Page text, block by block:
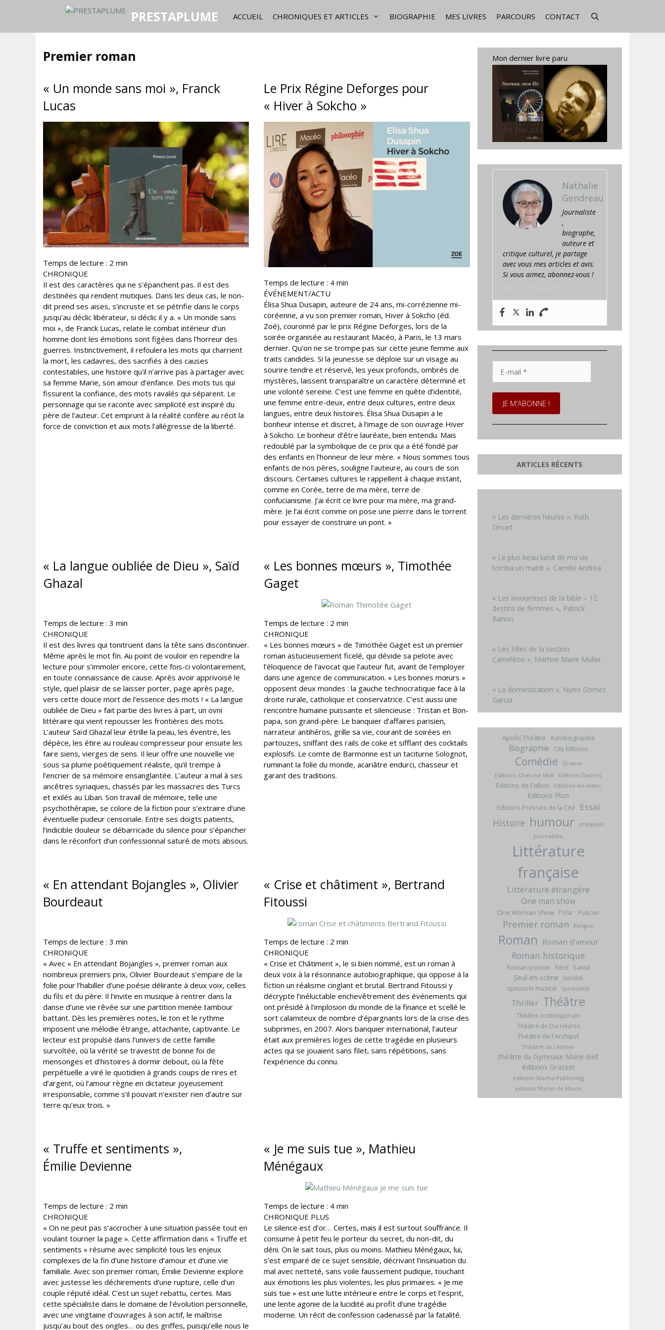
PRESTAPLUME ACCUEIL CHRONIQUES ET ARTICLES BIOGRAPHIE MES LIVRES PARCOURS CONTACT
Premier roman
« Un monde sans moi », Franck
Lucas
Temps de lecture : 2 min
CHRONIQUE
Il est des caractères qui ne s’épanchent pas. Il est des
destinées qui rendent mutiques. Dans les deux cas, le non-
dit prend ses aises, s’incruste et se pétrifie dans le corps
jusqu’au déclic libérateur, si déclic il y a. « Un monde sans
moi », de Franck Lucas, relate le combat intérieur d’un
homme dont les émotions sont figées dans l’horreur des
guerres. Instinctivement, il refoulera les mots qui charrient
la mort, les cadavres, des sacrifiés à des causes
contestables, une histoire qu’il n’arrive pas à partager avec
sa femme Marie, son amour d’enfance. Des mots tus qui
fissurent la confiance, des mots ravalés qui séparent. Le
personnage qui se raconte avec simplicité est inspiré du
père de l’auteur. Cet emprunt à la réalité confère au récit la
force de conviction et aux mots l’allégresse de la liberté.
Le Prix Régine Deforges pour
« Hiver à Sokcho »
Temps de lecture : 4 min
ÉVÉNEMENT/ACTU
Élisa Shua Dusapin, auteure de 24 ans, mi-corrézienne mi-
coréenne, a vu son premier roman, Hiver à Sokcho (éd.
Zoé), couronné par le prix Régine Deforges, lors de la
soirée organisée au restaurant Macéo, à Paris, le 13 mars
dernier. Qu’on ne se trompe pas sur cette jeune femme aux
traits candides. Si la jeunesse se déploie sur un visage au
sourire tendre et réservé, les yeux profonds, ombrés de
mystères, laissent transparaître un caractère déterminé et
une volonté sereine. C’est une femme en quête d’identité,
une femme entre-deux, entre deux cultures, entre deux
langues, entre deux histoires. Élisa Shua Dusapin a le
bonheur intense et discret, à l’image de son ouvrage Hiver
à Sokcho. Le bonheur d’être lauréate, bien entendu. Mais
redoublé par la symbolique de ce prix qui a été fondé par
des enfants en l’honneur de leur mère. « Nous sommes tous
enfants de nos pères, souligne l’auteure, au cours de son
discours. Certaines cultures le rappellent à chaque instant,
comme en Corée, terre de ma mère, terre de
confucianisme. J’ai écrit ce livre pour ma mère, ma grand-
mère. Je l’ai écrit comme on pose une pierre dans le torrent
pour essayer de construire un pont. »
« La langue oubliée de Dieu », Saïd
Ghazal
Temps de lecture : 3 min
CHRONIQUE
Il est des livres qui tonitruent dans la tête sans discontinuer.
Même après le mot fin. Au point de vouloir en rependre la
lecture pour s’immoler encore, cette fois-ci volontairement,
en toute connaissance de cause. Après avoir apprivoisé le
style, quel plaisir de se laisser porter, page après page,
vers cette douce mort de l’essence des mots ! « La langue
oubliée de Dieu » fait partie des livres à part, un ovni
littéraire qui vient repousser les frontières des mots.
L’auteur Saïd Ghazal leur étrille la peau, les éventre, les
dépèce, les étire au rouleau compresseur pour ensuite les
faire siens, vierges de sens. Il leur offre une nouvelle vie
sous sa plume poétiquement réaliste, qu’il trempe à
l’encrier de sa mémoire ensanglantée. L’auteur a mal à ses
ancêtres syriaques, chassés par les massacres des Turcs
et exilés au Liban. Son travail de mémoire, telle une
psychothérapie, se colore de la fiction pour s’extraire d’une
éventuelle pudeur censoriale. Entre ses doigts patients,
l’indicible douleur se débarricade du silence pour s’épancher
dans le réconfort d’un confessionnal saturé de mots absous.
« Les bonnes mœurs », Timothée
Gaget
Temps de lecture : 2 min
CHRONIQUE
« Les bonnes mœurs » de Timothée Gaget est un premier
roman astucieusement ficelé, qui dévide sa pelote avec
l’éloquence de l’avocat que l’auteur fut, avant de l’employer
dans une agence de communication. « Les bonnes mœurs »
opposent deux mondes : la gauche technocratique face à la
droite rurale, catholique et conservatrice. C’est aussi une
rencontre humaine puissante et silencieuse : Tristan et Bon-
papa, son grand-père. Le banquier d’affaires parisien,
narrateur antihéros, grille sa vie, courant de soirées en
partouzes, sniffant des rails de coke et sifflant des cocktails
explosifs. Le comte de Barmonne est un taciturne Solognot,
ruminant la folie du monde, acariâtre endurci, chasseur et
garant des traditions.
« En attendant Bojangles », Olivier
Bourdeaut
Temps de lecture : 3 min
CHRONIQUE
« Avec « En attendant Bojangles », premier roman aux
nombreux premiers prix, Olivier Bourdeaut s’empare de la
folie pour l’habiller d’une poésie délirante à deux voix, celles
du fils et du père. Il l’invite en musique à rentrer dans la
danse d’une vie rêvée sur une partition menée tambour
battant. Dès les premières notes, le ton et le rythme
imposent une mélodie étrange, attachante, captivante. Le
lecteur est propulsé dans l’univers de cette famille
survoltée, où la vérité se travestit de bonne foi de
mensonges et d’histoires à dormir debout, où la fête
perpétuelle a viré le quotidien à grands coups de rires et
d’argent, où l’amour règne en dictateur joyeusement
irresponsable, comme s’il pouvait n’exister rien d’autre sur
terre qu’eux trois. »
« Crise et châtiment », Bertrand
Fitoussi
Temps de lecture : 2 min
CHRONIQUE
« Crise et Châtiment », le si bien nommé, est un roman à
deux voix à la résonnance autobiographique, qui oppose à la
fiction un réalisme cinglant et brutal. Bertrand Fitoussi y
décrypte l’inéluctable enchevêtrement des événements qui
ont présidé à l’implosion du monde de la finance et scellé le
sort calamiteux de nombre d’épargnants lors de la crise des
subprimes, en 2007. Alors banquier international, l’auteur
était aux premières loges de cette tragédie en plusieurs
actes qui se jouaient sans filet, sans répétitions, sans
l’expérience du connu.
« Truffe et sentiments »,
Émilie Devienne
Temps de lecture : 2 min
CHRONIQUE
« On ne peut pas s’accrocher à une situation passée tout en
voulant tourner la page ». Cette affirmation dans « Truffe et
sentiments » résume avec simplicité tous les enjeux
complexes de la fin d’une histoire d’amour et d’une vie
familiale. Avec son premier roman, Émilie Devienne explore
avec justesse les déchirements d’une rupture, celle d’un
couple réputé idéal. C’est un sujet rebattu, certes. Mais
cette spécialiste dans le domaine de l’évolution personnelle,
avec une vingtaine d’ouvrages à son actif, le maîtrise
jusqu’au bout des ongles… ou des griffes, puisqu’elle nous le
« Je me suis tue », Mathieu
Ménégaux
Temps de lecture : 4 min
CHRONIQUE PLUS
Le silence est d’or… Certes, mais il est surtout souffrance. Il
consume à petit feu le porteur du secret, du non-dit, du
déni. On le sait tous, plus ou moins. Mathieu Ménégaux, lui,
s’est emparé de ce sujet sensible, décrivant l’insinuation du
mal avec netteté, sans voile faussement pudique, touchant
aux émotions les plus violentes, les plus primaires. « Je me
suis tue » est une lutte intérieure entre le corps et l’esprit,
une lente agonie de la lucidité au profit d’une tragédie
moderne. Un récit de confession cadenassé par la fatalité.
Mon dernier livre paru
Nathalie
Gendreau
Journaliste
,
biographe,
auteure et
critique culturel, je partage
avec vous mes articles et avis.
Si vous aimez, abonnez-vous !
mail
*
ARTICLES RÉCENTS
« Les dernières heures », Ruth
Druart
« Le plus beau lundi de ma vie
tomba un mardi », Camille Andrea
« Les insoumises de la bible – 12
destins de femmes », Patrick
Banon
« Les Filles de la section
Caméléon », Martine Marie Muller
« La domestication », Nuno Gomes
Garcia
Apollo Théâtre Autobiographie
Biographie City Editions
Comédie
Drame
Editions Cherche Midi
Editions Dacres
Editions de Fallois Editions les indés
Editions Plon
Editions Presses de la Cité Essai
Histoire humour
Imitation
Journaliste
Littérature
française
Littérature étrangère
One man show
One Woman Show Polar Policier
Premier roman Religion
Roman Roman d'amour
Roman historique
Roman policier Récit Santé
Seul-en-scène
Société
spectacle musical
Spiritualité
Thriller Théâtre
Théâtre contemporain
Théâtre de Dix Heures
Théâtre de l'Archipel
Théâtre de l'Atelier
théâtre du Gymnase Marie-Bell
éditions Grasset
éditions Macha Publishing
éditions Michel de Maule